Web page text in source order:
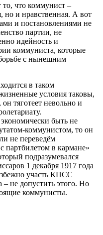
что коммунист –
но и нравственная. А вот
и постановлениями не
партии, не
идейность и
коммуниста, которые
с нынешним
в таком
условия таковы,
тяготеет невольно и
быть не
коммунистом, то он
не переведём
партбилетом в кармане»
подразумевался
1 декабря 1917 года
участь КПСС
не допустить этого. Но
коммунисты.